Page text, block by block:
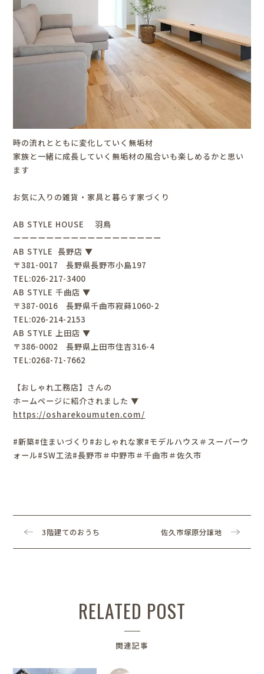
時の流れとともに変化していく無垢材
家族と一緒に成長していく無垢材の風合いも楽しめるかと思い
ます
お気に入りの雑貨・家具と暮らす家づくり
AB STYLE HOUSE 羽鳥
ーーーーーーーーーーーーーーーーーー
AB STYLE 長野店 ▼
〒381-0017 長野県長野市小島197
TEL:026-217-3400
AB STYLE 千曲店 ▼
〒387-0016 長野県千曲市寂蒔1060-2
TEL:026-214-2153
AB STYLE 上田店 ▼
〒386-0002 長野県上田市住吉316-4
TEL:0268-71-7662
【おしゃれ工務店】さんの
ホームページに紹介されました ▼
https://osharekoumuten.com/
#新築#住まいづくり#おしゃれな家#モデルハウス＃スーパーウ
ォール#SW工法#長野市＃中野市＃千曲市＃佐久市
3階建てのおうち 佐久市塚原分譲地
RELATED POST
関連記事